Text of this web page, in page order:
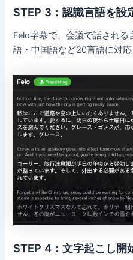
STEP 3：認識言語を設
Felo字幕で、会議で話され
語・中国語など20言語に対応
STEP 4：文字起こし開